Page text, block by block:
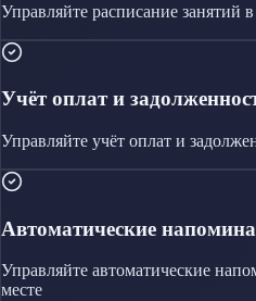
Управляйте расписание занятий
Учёт оплат и
Управляйте учёт оплат и
Автоматические
Управляйте автоматические
месте